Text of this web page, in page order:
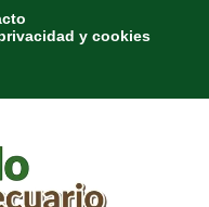
y cookies